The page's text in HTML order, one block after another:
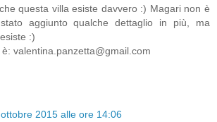
questa villa esiste davvero :) Magari non è
aggiunto qualche dettaglio in più, ma
:)
valentina.panzetta@gmail.com
2015 alle ore 14:06